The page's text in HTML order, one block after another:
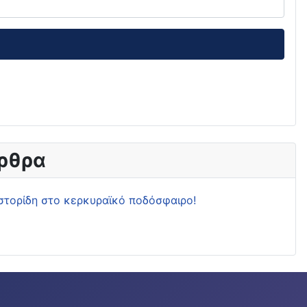
στο κερκυραϊκό ποδόσφαιρο!